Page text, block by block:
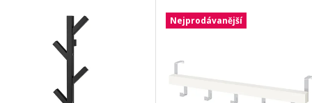
Nejprodávanější